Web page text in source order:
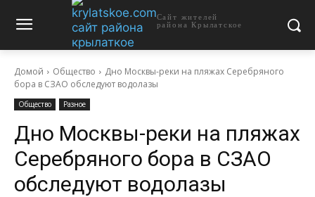
Сайт жителей
района Крылатское
Домой Общество
Дно Москвы-реки на пляжах Серебряного
бора в СЗАО обследуют водолазы
Общество Разное
Дно Москвы-реки на пляжах
Серебряного бора в СЗАО
обследуют водолазы